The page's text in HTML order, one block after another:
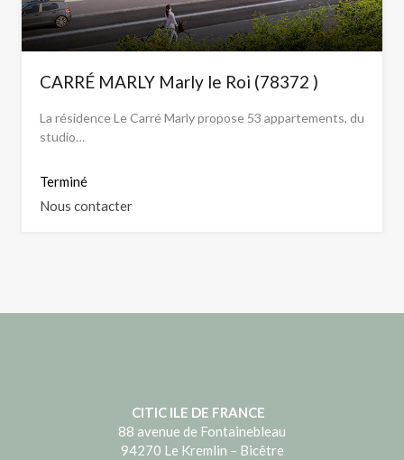
CARRÉ MARLY Marly le Roi (78372 )
La résidence Le Carré Marly propose 53 appartements, du
studio…
Terminé
Nous contacter
CITIC ILE DE FRANCE
88 avenue de Fontainebleau
94270 Le Kremlin – Bicêtre